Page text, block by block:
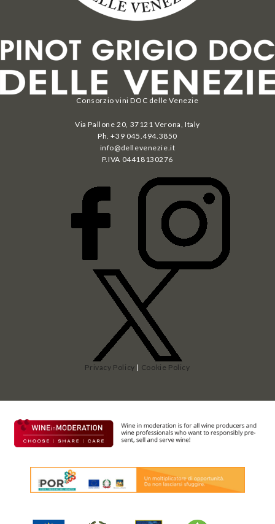
Consorzio vini DOC delle Venezie
Via Pallone 20, 37121 Verona, Italy
Ph. +39 045.494.3850
info@dellevenezie.it
P.IVA 04418130276
Privacy Policy | Cookie Policy